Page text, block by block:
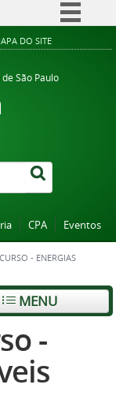
informação
DO SITE
São Paulo
CPA Eventos
- ENERGIAS
MENU
-